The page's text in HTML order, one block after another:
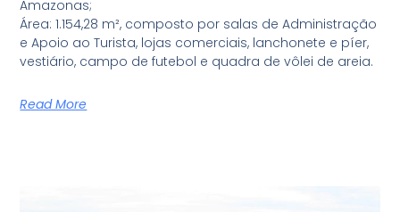
Amazonas;
Área: 1.154,28 m², composto por salas de Administração
e Apoio ao Turista, lojas comerciais, lanchonete e píer,
vestiário, campo de futebol e quadra de vôlei de areia.
Read More